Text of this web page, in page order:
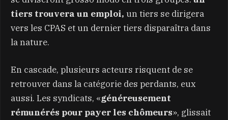
tiers trouvera un emploi, un tiers se dirigera
vers les CPAS et un dernier tiers disparaîtra dans
la nature.
En cascade, plusieurs acteurs risquent de se
retrouver dans la catégorie des perdants, eux
aussi. Les syndicats, «généreusement
rémunérés pour payer les chômeurs», glissait